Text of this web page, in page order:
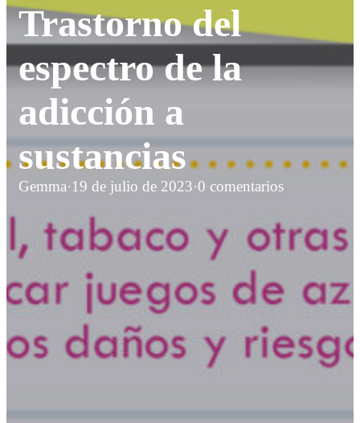
Trastorno del
espectro de la
adicción a
sustancias
Gemma·19 de julio de 2023·0 comentarios